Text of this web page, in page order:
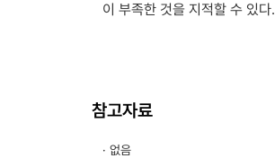
이 부족한 것을 지적할 수 있다.
참고자료
· 없음